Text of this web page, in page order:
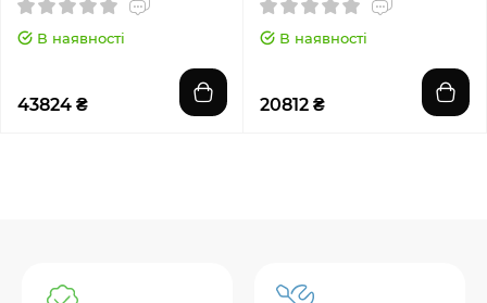
В наявності
43824 ₴
В наявності
20812 ₴